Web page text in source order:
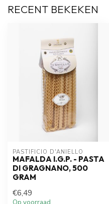
RECENT BEKEKEN
PASTIFICIO D'ANIELLO
MAFALDA I.G.P. - PASTA
DI GRAGNANO, 500
GRAM
€6,49